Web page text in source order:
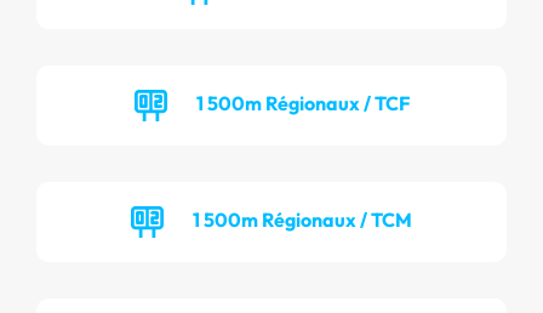
1 500m Régionaux / TCF
1 500m Régionaux / TCM